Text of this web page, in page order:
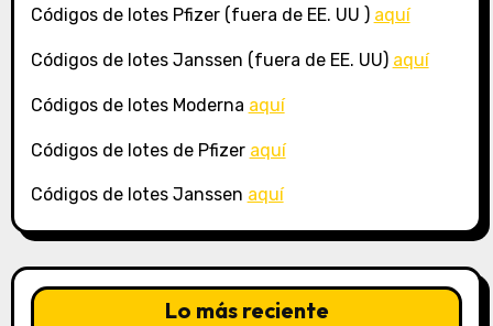
Códigos de lotes Pfizer (fuera de EE. UU ) aquí
Códigos de lotes Janssen (fuera de EE. UU) aquí
Códigos de lotes Moderna aquí
Códigos de lotes de Pfizer aquí
Códigos de lotes Janssen aquí
Lo más reciente